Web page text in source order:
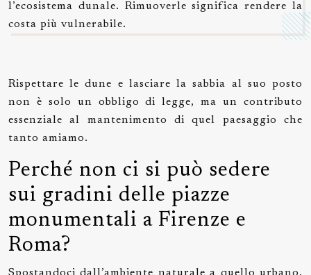
l’ecosistema dunale. Rimuoverle significa rendere la
costa più vulnerabile.
Rispettare le dune e lasciare la sabbia al suo posto
non è solo un obbligo di legge, ma un contributo
essenziale al mantenimento di quel paesaggio che
tanto amiamo.
Perché non ci si può sedere
sui gradini delle piazze
monumentali a Firenze e
Roma?